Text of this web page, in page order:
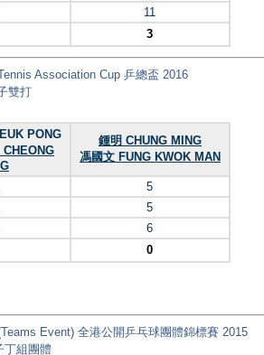
11
3
Association Cup 乒總盃 2016
雙打
PONG
CHEONG
鍾明 CHUNG MING
馮國文 FUNG KWOK MAN
5
5
6
0
Event) 全港公開乒乓球團體錦標賽 2015
丁組團體